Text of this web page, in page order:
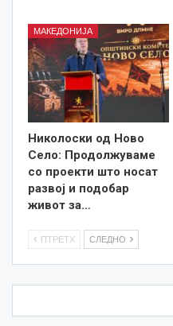
МАКЕДОНИЈА
Николоски од Ново
Село: Продолжуваме
со проекти што носат
развој и подобар
живот за…
ПТРЕТХ СЛЕДНО